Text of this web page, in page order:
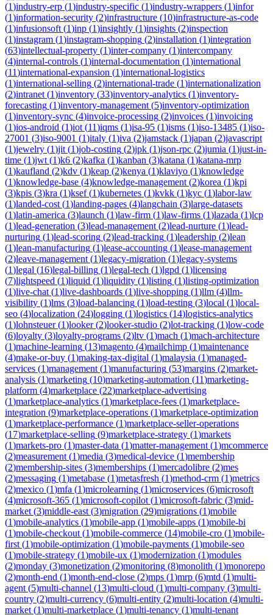
(1)industry-erp (1)industry-specific (1)industry-wrappers (1)infor
(1)information-security (2)infrastructure (10)infrastructure-as-code
(1)infusionsoft (1)inp (1)insightly (1)insights (2)inspection
(1)instagram (1)instagram-shopping (2)installation (1)integration
(63)intellectual-property (1)inter-company (1)intercompany
(4)internal-controls (1)internal-documentation (1)international
(11)international-expansion (1)international-logistics
(1)international-selling (2)international-trade (1)internationalization
(2)intranet (1)inventory (33)inventory-analytics (1)inventory-
forecasting (1)inventory-management (5)inventory-optimization
(1)inventory-sync (4)invoice-processing (2)invoices (1)invoicing
(1)ios-android (1)iot (11)iqms (1)isa-95 (1)isms (1)iso-13485 (1)iso-
27001 (3)iso-9001 (1)italy (1)iva (2)jamstack (1)japan (2)javascript
(1)jewelry (1)jit (1)job-costing (2)jpk (1)json-rpc (2)jumia (1)just-in-
time (1)jwt (1)k6 (2)kafka (1)kanban (3)katana (1)katana-mrp
(1)kaufland (2)kdv (1)keap (2)kenya (1)klaviyo (1)knowledge
(1)knowledge-base (4)knowledge-management (2)korea (1)kpi
(3)kpis (3)kra (1)ksef(1)kubernetes (1)kvkk (1)kyc (1)labor-law
(1)landed-cost (1)landing-pages (4)langchain (3)large-datasets
(1)latin-america (3)launch (1)law-firm (1)law-firms (1)lazada (1)lcp
(1)lead-generation (3)lead-management (2)lead-nurture (1)lead-
nurturing (1)lead-scoring (2)lead-tracking (1)leadership (2)lean
(1)lean-manufacturing (1)lease-accounting (1)lease-management
(2)leave-management (1)legacy-migration (1)legacy-systems
(1)legal (16)legal-billing (1)legal-tech (1)lgpd (1)licensing
(7)lightspeed (1)liquid (1)liquidity (1)listing (1)listing-optimization
(1)live-chat (1)live-dashboards (1)live-shopping (1)llm (4)llm-
visibility (1)lms (3)load-balancing (1)load-testing (3)local (1)local-
seo (4)localization (24)logging (1)logistics (14)logistics-analytics
(1)lohnsteuer(1)looker(2)looker-studio (2)lot-tracking (1)low-code
(6)loyalty (3)loyalty-programs (2)ltv (1)mach (1)mach-architecture
(1)machine-learning (13)magento (4)mailchimp (1)maintenance
(4)make-or-buy (1)making-tax-digital (1)malaysia (1)managed-
services (1)management (1)manufacturing (53)margins (2)market-
analysis (1)marketing (10)marketing-automation (11)marketing-
platform (4)marketplace (22)marketplace-advertising
(1)marketplace-analytics (1)marketplace-fees (1)marketplace-
integration (9)marketplace-operations (1)marketplace-optimization
(1)marketplace-performance (1)marketplace-seller-operations
(17)marketplace-selling (9)marketplace-strategy (1)markets
(1)markets-pro (1)master-data (1)matter-management (1)mcommerce
(2)measurement (1)media (3)medical-device (1)membership
(2)membership-sites (3)memberships (1)mercadolibre (2)mes
(2)messaging (1)metabase (1)metasfresh (1)method-crm (1)metrics
(2)mexico (1)mfa (1)microlearning (1)microservices (6)microsoft
(4)microsoft-365 (1)microsoft-copilot (1)microsoft-fabric (3)mid-
market (3)middle-east (3)migration (29)migrations (1)mobile
(1)mobile-analytics (1)mobile-app (1)mobile-apps (1)mobile-bi
(1)mobile-checkout (1)mobile-commerce (14)mobile-cro (1)mobile-
first (1)mobile-optimization (1)mobile-payments (1)mobile-seo
(1)mobile-strategy (1)mobile-ux (1)modernization (1)modules
(2)monday (3)monetization (2)monitoring (8)monolith (1)monorepo
(2)month-end (1)month-end-close (2)mps (1)mrp (6)mtd (1)multi-
agent (5)multi-channel (13)multi-cloud (1)multi-company (3)multi-
country (2)multi-currency (6)multi-entity (2)multi-location (4)multi-
market (1)multi-marketplace (1)multi-tenancy (1)multi-tenant